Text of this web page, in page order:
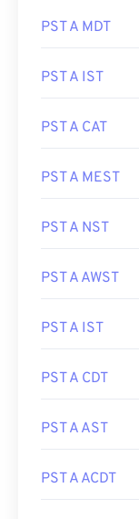
PST A MDT
PST A IST
PST A CAT
PST A MEST
PST A NST
PST A AWST
PST A IST
PST A CDT
PST A AST
PST A ACDT